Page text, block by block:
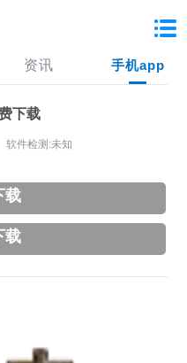
资讯 手机app
下载
软件检测:未知
载
载